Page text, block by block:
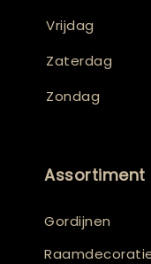
Vrijdag
Zaterdag
Zondag
Assortiment
Gordijnen